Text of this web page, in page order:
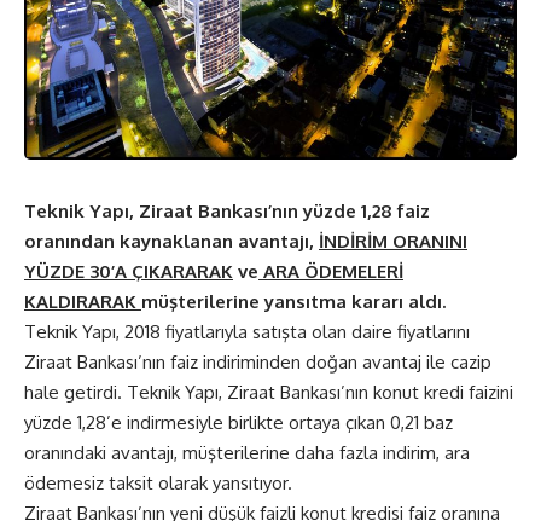
Teknik Yapı, Ziraat Bankası’nın yüzde 1,28 faiz
oranından kaynaklanan avantajı, İNDİRİM ORANINI
YÜZDE 30’A ÇIKARARAK ve ARA ÖDEMELERİ
KALDIRARAK müşterilerine yansıtma kararı aldı.
Teknik Yapı, 2018 fiyatlarıyla satışta olan daire fiyatlarını
Ziraat Bankası’nın faiz indiriminden doğan avantaj ile cazip
hale getirdi. Teknik Yapı, Ziraat Bankası’nın konut kredi faizini
yüzde 1,28’e indirmesiyle birlikte ortaya çıkan 0,21 baz
oranındaki avantajı, müşterilerine daha fazla indirim, ara
ödemesiz taksit olarak yansıtıyor.
Ziraat Bankası’nın yeni düşük faizli konut kredisi faiz oranına